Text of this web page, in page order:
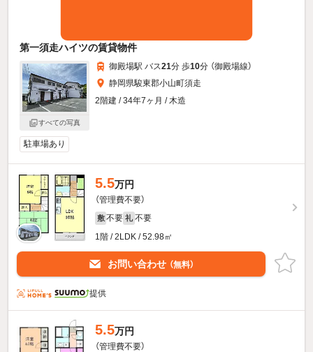
第一須走ハイツの賃貸物件
すべての写真
御殿場駅 バス21分 歩10分 （御殿場線）
静岡県駿東郡小山町須走
2階建 / 34年7ヶ月 / 木造
駐車場あり
5.5万円
（管理費不要）
敷 不要 礼 不要
1階 / 2LDK / 52.98㎡
お問い合わせ （無料）
提供
5.5万円
（管理費不要）